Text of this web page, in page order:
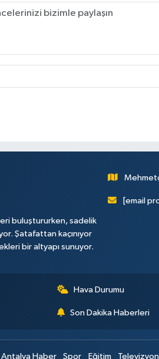
buluştururken, sadelik
Şatafattan kaçınıyor
bir altyapı sunuyor.
[email
Hava Durumu
Son Dakika Haberleri
Antalya Haber Spor Eğitim Televizyon